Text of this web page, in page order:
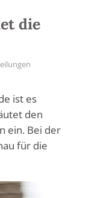
die
ist es
den
ein. Bei der
für die